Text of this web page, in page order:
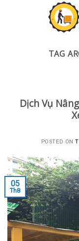
TAG
Dịch Vụ
POSTED ON
05
Th8